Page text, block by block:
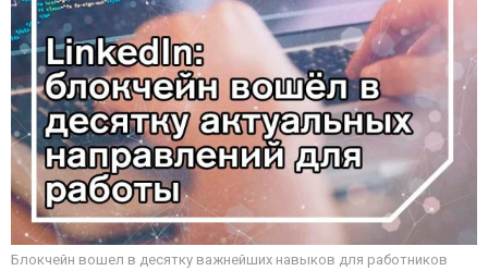
Блокчейн вошел в десятку важнейших навыков для работников